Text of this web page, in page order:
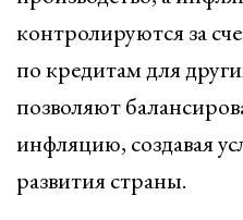
контролируются за
по кредитам для
позволяют
инфляцию, создавая
развития страны.